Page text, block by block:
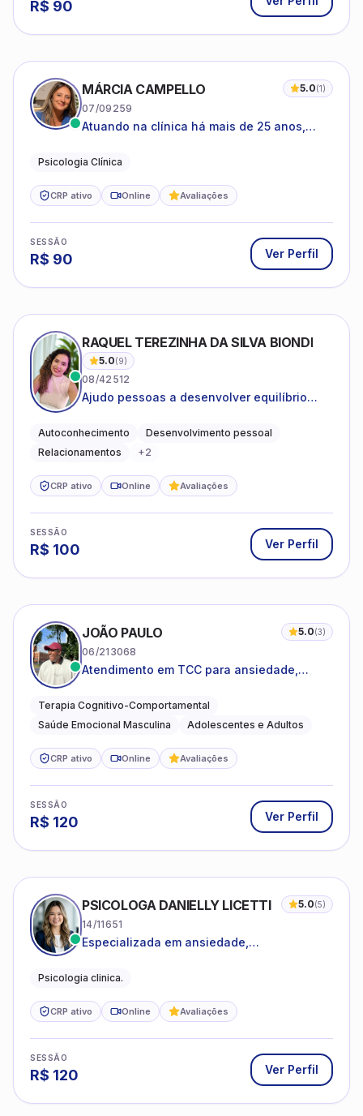
R$ 90
MÁRCIA CAMPELLO 5.0(1)
07/09259
Atuando na clínica há mais de 25 anos,
estruturas, com experiência em
Psicologia Clínica
CRP ativo Online Avaliações
SESSÃO
R$ 90 Ver Perfil
RAQUEL TEREZINHA DA SILVA BIONDI
5.0(9)
08/42512
Ajudo pessoas a desenvolver equilíbrio
Autoconhecimento
Desenvolvimento pessoal
Relacionamentos
+2
CRP ativo Online Avaliações
SESSÃO
R$ 100 Ver Perfil
JOÃO PAULO 5.0(3)
06/213068
Atendimento em TCC para ansiedade,
emocional
Terapia Cognitivo-Comportamental
Saúde Emocional Masculina
Adolescentes e Adultos
CRP ativo Online Avaliações
SESSÃO
R$ 120 Ver Perfil
PSICOLOGA DANIELLY LICETTI 5.0(5)
14/11651
Especializada em ansiedade,
Psicologia clinica.
CRP ativo Online Avaliações
SESSÃO
R$ 120 Ver Perfil